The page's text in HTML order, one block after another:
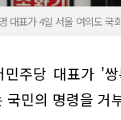
대표가 4일 서울 여의도 국
민주당 대표가 '
국민의 명령을 거